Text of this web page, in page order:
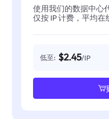
使用我们的数据中心
仅按 IP 计费，平均在
低至: $2.45/IP